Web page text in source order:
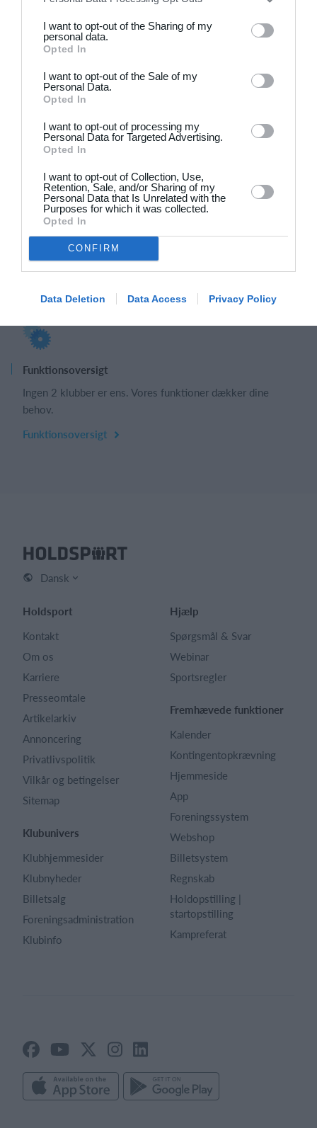
I want to opt-out of the Sharing of my
personal data.
Opted In
I want to opt-out of the Sale of my
Personal Data.
Opted In
I want to opt-out of processing my
Personal Data for Targeted Advertising.
Opted In
I want to opt-out of Collection, Use,
Retention, Sale, and/or Sharing of my
Personal Data that Is Unrelated with the
Purposes for which it was collected.
Opted In
CONFIRM
Data Deletion Data Access Privacy Policy
Udforsk Holdsport, eller opret en konto med det
samme og begynd at administrere din klub. Du
kan også kontakte os for at få hjælp til
opsætningen af din klub.
Book et online møde Opret profil
Hvad koster det?
Hvilke behov har din klub? Basis eller PRO abonnement?
Funktionsoversigt
Ingen 2 klubber er ens. Vores funktioner dækker dine
behov.
Funktionsoversigt
Dansk
Holdsport
Kontakt
Om os
Karriere
Presseomtale
Artikelarkiv
Annoncering
Privatlivspolitik
Vilkår og betingelser
Sitemap
Klubunivers
Klubhjemmesider
Klubnyheder
Billetsalg
Foreningsadministration
Klubinfo
Hjælp
Spørgsmål & Svar
Webinar
Sportsregler
Fremhævede funktioner
Kalender
Kontingentopkrævning
Hjemmeside
App
Foreningssystem
Webshop
Billetsystem
Regnskab
Holdopstilling |
startopstilling
Kampreferat